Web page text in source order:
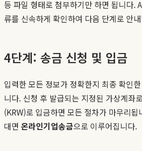
등 파일 형태로 첨부하기만 하면 됩니다.
류를 신속하게 확인하여 다음 단계로 안
4단계: 송금 신청 및 입금
입력한 모든 정보가 정확한지 최종 확인
니다. 신청 후 발급되는 지정된 가상계좌
(KRW)로 입금하면 모든 절차가 마무리됩
대면 온라인기업송금으로 이루어집니다.